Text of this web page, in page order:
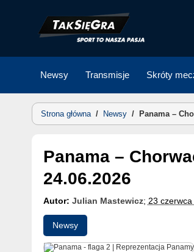
Newsy Transmisje Skróty
Strona główna/ Newsy / Panama –
Panama – Chorwacja przewidywane składy zespołów |
24.06.2026
Autor: Julian Mastewicz; 23
Newsy